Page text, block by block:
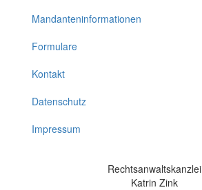
Mandanteninformationen
Formulare
Kontakt
Datenschutz
Impressum
Rechtsanwaltskanzlei
Katrin Zink